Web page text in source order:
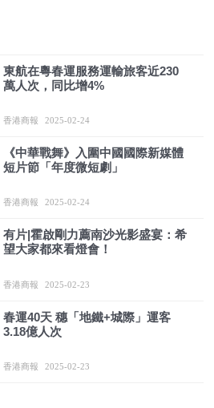
東航在粵春運服務運輸旅客近230
萬人次，同比增4%
香港商報 2025-02-24
《中華戰舞》入圍中國國際新媒體
短片節「年度微短劇」
香港商報 2025-02-24
有片|霍啟剛力薦南沙光影盛宴：希
望大家都來看燈會！
香港商報 2025-02-23
春運40天 穗「地鐵+城際」運客
3.18億人次
香港商報 2025-02-23